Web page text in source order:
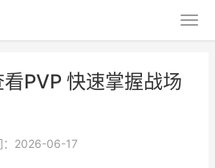
PVP 快速掌握战场
：2026-06-17